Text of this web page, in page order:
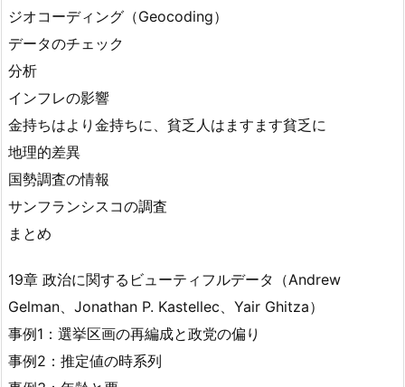
ジオコーディング（Geocoding）
データのチェック
分析
インフレの影響
金持ちはより金持ちに、貧乏人はますます貧乏に
地理的差異
国勢調査の情報
サンフランシスコの調査
まとめ
19章 政治に関するビューティフルデータ（Andrew
Gelman、Jonathan P. Kastellec、Yair Ghitza）
事例1：選挙区画の再編成と政党の偏り
事例2：推定値の時系列